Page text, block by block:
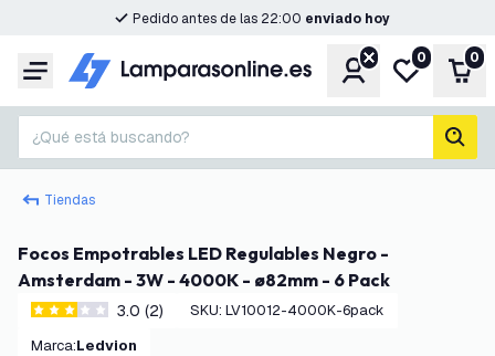
Pedido antes de las 22:00 enviado hoy
Menú CuentaMi lista de
0 0
¿Qué está buscando?
Tiendas
Focos Empotrables LED Regulables Negro -
Amsterdam - 3W - 4000K - ø82mm - 6 Pack
3 estrellas de puntuación
3.0 (2) SKU: LV10012-4000K-6pack
Marca: Ledvion